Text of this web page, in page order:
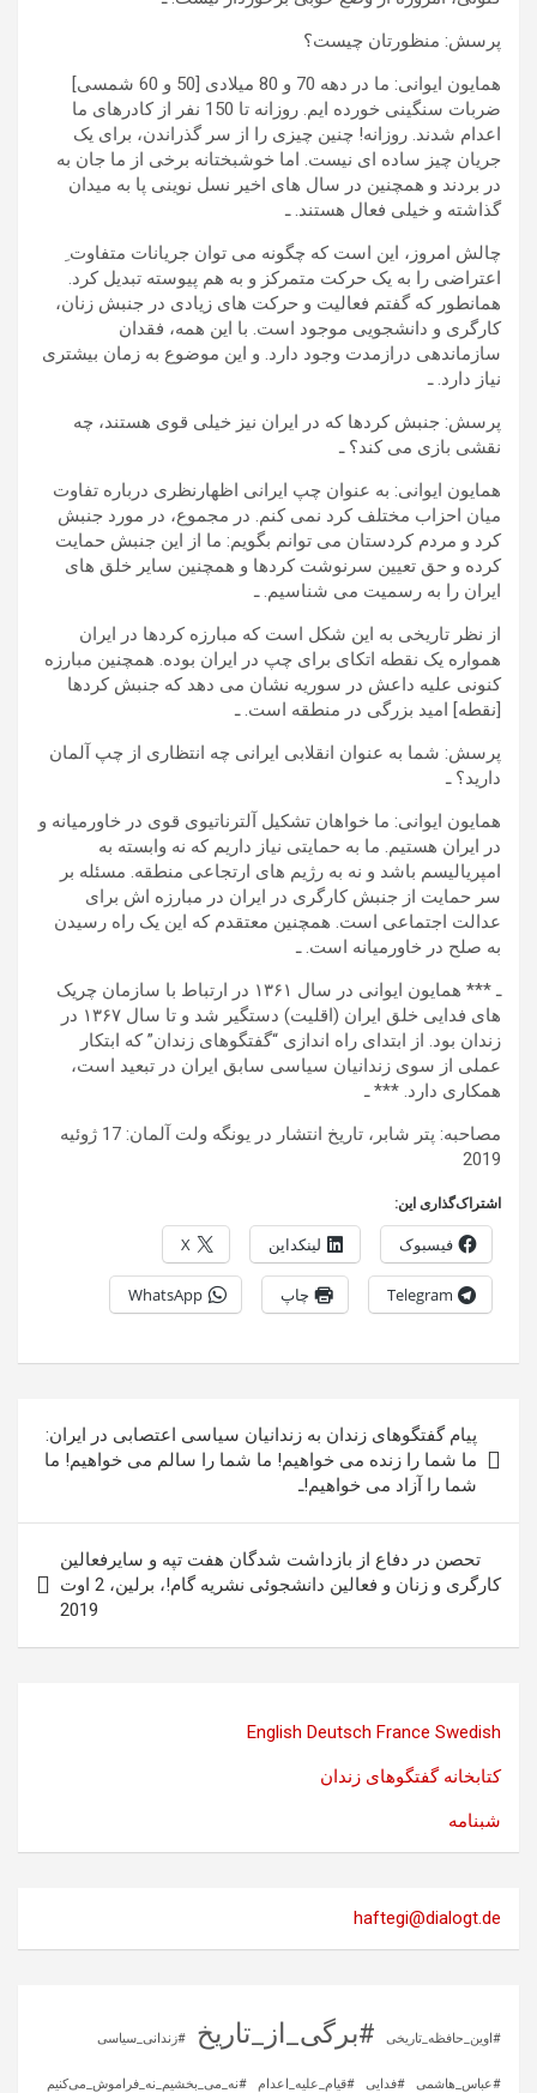
پرسش: منظورتان چیست؟
همایون ایوانی: ما در دهه 70 و 80 میلادی [50 و 60 شمسی]
ضربات سنگینی خورده ایم. روزانه تا 150 نفر از کادرهای ما
اعدام شدند. روزانه! چنین چیزی را از سر گذراندن، برای یک
جریان چیز ساده ای نیست. اما خوشبختانه برخی از ما جان به
در بردند و همچنین در سال های اخیر نسل نوینی پا به میدان
گذاشته و خیلی فعال هستند. ـ
چالش امروز، این است که چگونه می توان جریانات متفاوت ِ
اعتراضی را به یک حرکت متمرکز و به هم پیوسته تبدیل کرد.
همانطور که گفتم فعالیت و حرکت های زیادی در جنبش زنان،
کارگری و دانشجویی موجود است. با این همه، فقدان
سازماندهی درازمدت وجود دارد. و این موضوع به زمان بیشتری
نیاز دارد. ـ
پرسش: جنبش کردها که در ایران نیز خیلی قوی هستند، چه
نقشی بازی می کند؟ ـ
همایون ایوانی: به عنوان چپ ایرانی اظهارنظری درباره تفاوت
میان احزاب مختلف کرد نمی کنم. در مجموع، در مورد جنبش
کرد و مردم کردستان می توانم بگویم: ما از این جنبش حمایت
کرده و حق تعیین سرنوشت کردها و همچنین سایر خلق های
ایران را به رسمیت می شناسیم. ـ
از نظر تاریخی به این شکل است که مبارزه کردها در ایران
همواره یک نقطه اتکای برای چپ در ایران بوده. همچنین مبارزه
کنونی علیه داعش در سوریه نشان می دهد که جنبش کردها
[نقطه] امید بزرگی در منطقه است. ـ
پرسش: شما به عنوان انقلابی ایرانی چه انتظاری از چپ آلمان
دارید؟ ـ
همایون ایوانی: ما خواهان تشکیل آلترناتیوی قوی در خاورمیانه و
در ایران هستیم. ما به حمایتی نیاز داریم که نه وابسته به
امپریالیسم باشد و نه به رژیم های ارتجاعی منطقه. مسئله بر
سر حمایت از جنبش کارگری در ایران در مبارزه اش برای
عدالت اجتماعی است. همچنین معتقدم که این یک راه رسیدن
به صلح در خاورمیانه است. ـ
ـ *** همایون ایوانی در سال ۱۳۶۱ در ارتباط با سازمان چریک
های فدایی خلق ایران (اقلیت) دستگیر شد و تا سال ۱۳۶۷ در
زندان بود. از ابتدای راه اندازی “گفتگوهای زندان” که ابتکار
عملی از سوی زندانیان سیاسی سابق ایران در تبعید است،
همکاری دارد. *** ـ
مصاحبه: پتر شابر، تاریخ انتشار در یونگه ولت آلمان: 17 ژوئیه
2019
اشتراک‌گذاری این:
فیسبوک لینکداین X
Telegram چاپ WhatsApp
راهبری
نوشته
پیام گفتگوهای زندان به زندانیان سیاسی اعتصابی در ایران:
ما شما را زنده می خواهیم! ما شما را سالم می خواهیم! ما
شما را آزاد می خواهیم!ـ
تحصن در دفاع از بازداشت شدگان هفت تپه و سایرفعالین
کارگری و زنان و فعالین دانشجوئی نشریه گام!، برلین، 2 اوت
2019
English Deutsch France Swedish
کتابخانه گفتگوهای زندان
شبنامه
haftegi@dialogt.de
#اوین_حافظه_تاریخی #برگی_از_تاریخ #زندانی_سیاسی
#عباس_هاشمی #فدایی #قیام_علیه_اعدام #نه_می_بخشیم_نه_فراموش_می‌کنیم